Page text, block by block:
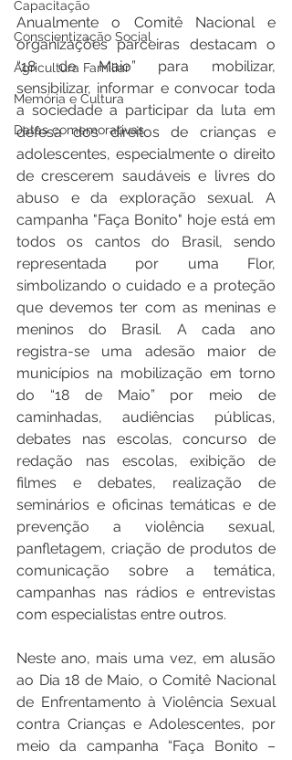
Capacitação
Conscientização Social
Agricultura Familiar
Memória e Cultura
Datas comemorativas
Anualmente o Comitê Nacional e
organizações parceiras destacam o
“18 de Maio” para mobilizar,
sensibilizar, informar e convocar toda
a sociedade a participar da luta em
defesa dos direitos de crianças e
adolescentes, especialmente o direito
de crescerem saudáveis e livres do
abuso e da exploração sexual. A
campanha "Faça Bonito" hoje está em
todos os cantos do Brasil, sendo
representada por uma Flor,
simbolizando o cuidado e a proteção
que devemos ter com as meninas e
meninos do Brasil. A cada ano
registra-se uma adesão maior de
municípios na mobilização em torno
do “18 de Maio” por meio de
caminhadas, audiências públicas,
debates nas escolas, concurso de
redação nas escolas, exibição de
filmes e debates, realização de
seminários e oficinas temáticas e de
prevenção a violência sexual,
panfletagem, criação de produtos de
comunicação sobre a temática,
campanhas nas rádios e entrevistas
com especialistas entre outros.
Neste ano, mais uma vez, em alusão
ao Dia 18 de Maio, o Comitê Nacional
de Enfrentamento à Violência Sexual
contra Crianças e Adolescentes, por
meio da campanha “Faça Bonito –